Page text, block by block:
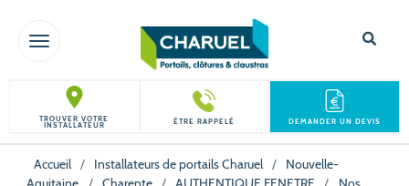
TOGGLE NAVIGATION
TROUVER VOTRE
INSTALLATEUR ÊTRE RAPPELÉ DEMANDER UN DEVIS
Accueil / Installateurs de portails Charuel /
Nouvelle-